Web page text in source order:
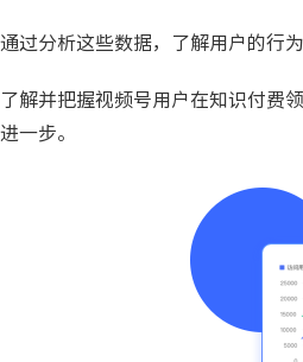
通过分析这些数据，了解用户的行
了解并把握视频号用户在知识付费
进一步。